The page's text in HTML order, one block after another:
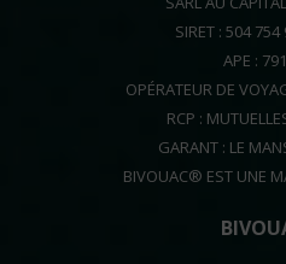
SIRET : 504
APE :
OPÉRATEUR DE
RCP :
GARANT : LE
BIVOUAC® EST UNE